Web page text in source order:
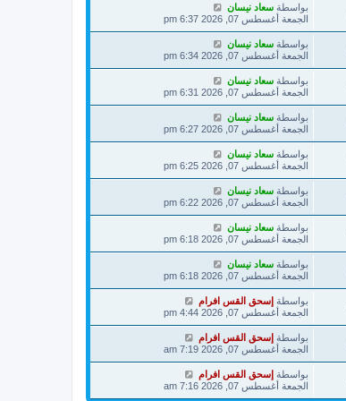
بواسطة سعاد نيسان
الجمعة أغسطس 07, 2026 6:37 pm
بواسطة سعاد نيسان
الجمعة أغسطس 07, 2026 6:34 pm
بواسطة سعاد نيسان
الجمعة أغسطس 07, 2026 6:31 pm
بواسطة سعاد نيسان
الجمعة أغسطس 07, 2026 6:27 pm
بواسطة سعاد نيسان
الجمعة أغسطس 07, 2026 6:25 pm
بواسطة سعاد نيسان
الجمعة أغسطس 07, 2026 6:22 pm
بواسطة سعاد نيسان
الجمعة أغسطس 07, 2026 6:18 pm
بواسطة سعاد نيسان
الجمعة أغسطس 07, 2026 6:18 pm
بواسطة إسحق القس افرام
الجمعة أغسطس 07, 2026 4:44 pm
بواسطة إسحق القس افرام
الجمعة أغسطس 07, 2026 7:19 am
بواسطة إسحق القس افرام
الجمعة أغسطس 07, 2026 7:16 am